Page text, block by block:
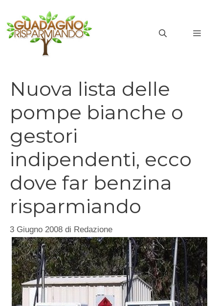
contenuto
Nuova lista delle
pompe bianche o
gestori
indipendenti, ecco
dove far benzina
risparmiando
3 Giugno 2008 di Redazione